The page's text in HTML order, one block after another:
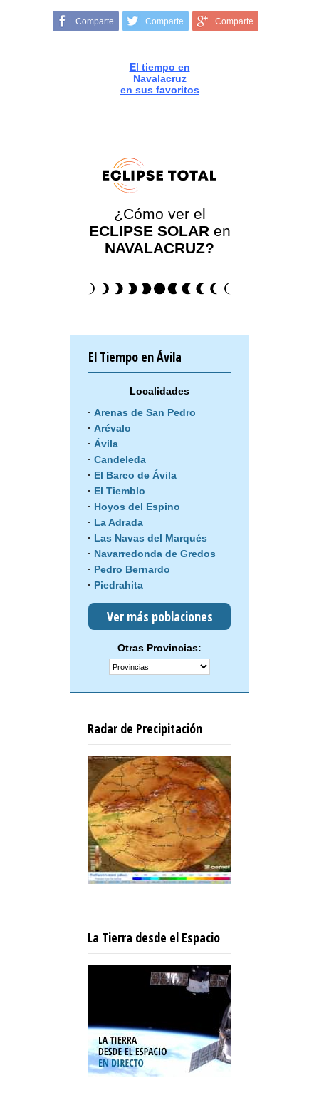
Comparte Comparte Comparte
El tiempo en
Navalacruz
en sus favoritos
¿Cómo ver el
ECLIPSE SOLAR en
NAVALACRUZ?
El Tiempo en Ávila
Localidades
Arenas de San Pedro
Arévalo
Ávila
Candeleda
El Barco de Ávila
El Tiemblo
Hoyos del Espino
La Adrada
Las Navas del Marqués
Navarredonda de Gredos
Pedro Bernardo
Piedrahita
Ver más poblaciones
Otras Provincias:
Radar de Precipitación
La Tierra desde el Espacio